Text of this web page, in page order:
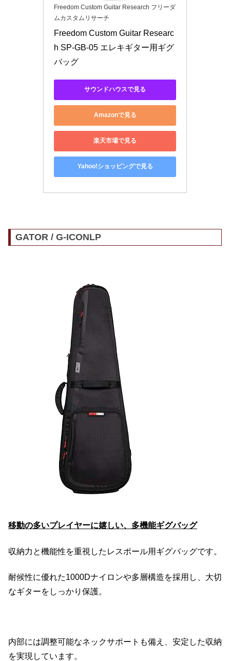
Freedom Custom Guitar Research フリーダ
ムカスタムリサーチ
Freedom Custom Guitar Researc
h SP-GB-05 エレキギター用ギグ
バッグ
サウンドハウスで見る
Amazonで見る
楽天市場で見る
Yahoo!ショッピングで見る
GATOR / G-ICONLP
移動の多いプレイヤーに嬉しい、多機能ギグバッグ
収納力と機能性を重視したレスポール用ギグバッグです。
耐候性に優れた1000Dナイロンや多層構造を採用し、大切
なギターをしっかり保護。
内部には調整可能なネックサポートも備え、安定した収納
を実現しています。